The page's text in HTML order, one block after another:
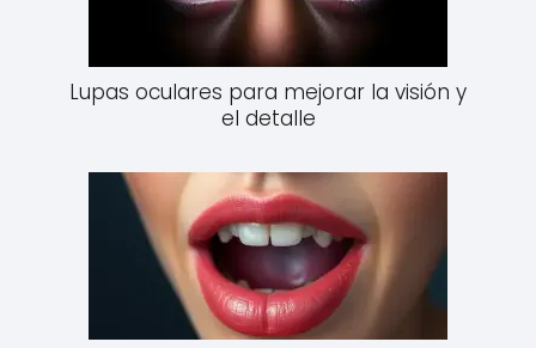
Lupas oculares para mejorar la visión y
el detalle